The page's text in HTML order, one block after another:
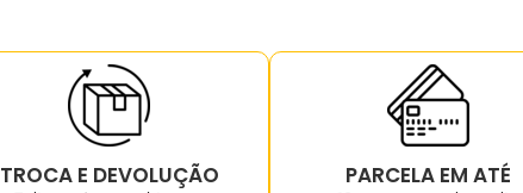
TROCA E DEVOLUÇÃO PARCELA EM ATÉ